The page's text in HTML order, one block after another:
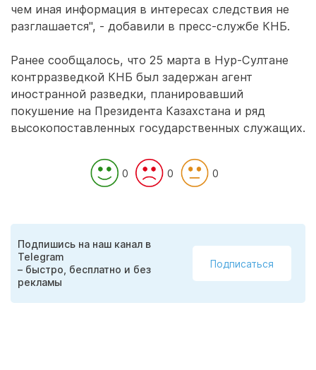
чем иная информация в интересах следствия не
разглашается", - добавили в пресс-службе КНБ.
Ранее сообщалось, что 25 марта в Нур-Султане
контрразведкой КНБ был задержан агент
иностранной разведки, планировавший
покушение на Президента Казахстана и ряд
высокопоставленных государственных служащих.
0 0 0
Подпишись на наш канал в
Telegram
– быстро, бесплатно и без
рекламы
Подписаться